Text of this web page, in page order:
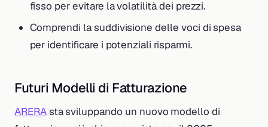
fisso per evitare la volatilità dei prezzi.
Comprendi la suddivisione delle voci di spesa
per identificare i potenziali risparmi.
Futuri Modelli di Fatturazione
ARERAsta sviluppando un nuovo modello di